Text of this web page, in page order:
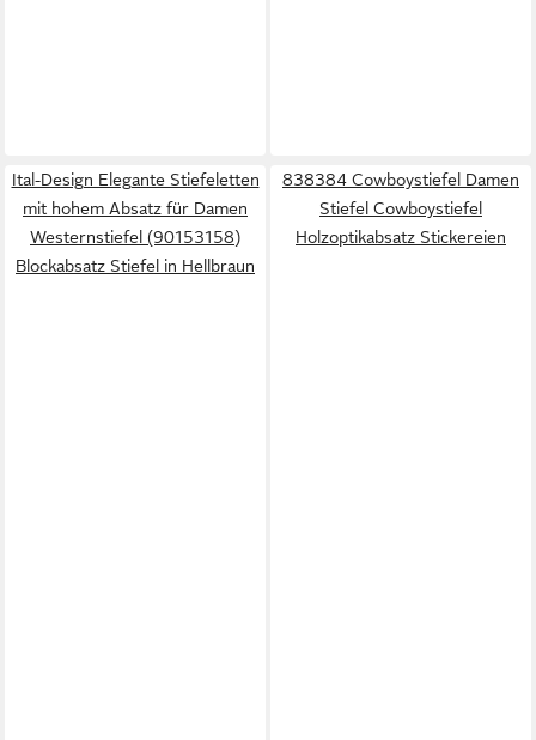
Ital-Design Elegante Stiefeletten
mit hohem Absatz für Damen
Westernstiefel (90153158)
Blockabsatz Stiefel in Hellbraun
838384 Cowboystiefel Damen
Stiefel Cowboystiefel
Holzoptikabsatz Stickereien